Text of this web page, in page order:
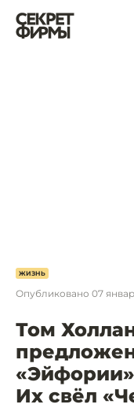
ЖИЗНЬ
Опубликовано 07
Том
Их свёл